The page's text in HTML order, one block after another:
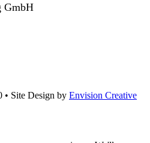
GmbH
• Site Design by Envision Creative